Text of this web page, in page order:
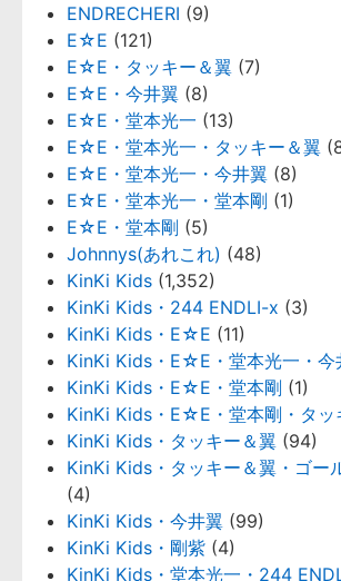
ENDRECHERI (9)
E☆E (121)
E☆E・タッキー＆翼 (7)
E☆E・今井翼 (8)
E☆E・堂本光一 (13)
E☆E・堂本光一・タッキー＆翼
E☆E・堂本光一・今井翼 (8)
E☆E・堂本光一・堂本剛 (1)
E☆E・堂本剛 (5)
Johnnys(あれこれ) (48)
KinKi Kids (1,352)
KinKi Kids・244 ENDLI-x (3)
KinKi Kids・E☆E (11)
KinKi Kids・E☆E・堂本光一・今
KinKi Kids・E☆E・堂本剛 (1)
KinKi Kids・E☆E・堂本剛・タッ
KinKi Kids・タッキー＆翼 (94)
KinKi Kids・タッキー＆翼・ゴー
(4)
KinKi Kids・今井翼 (99)
KinKi Kids・剛紫 (4)
KinKi Kids・堂本光一・244